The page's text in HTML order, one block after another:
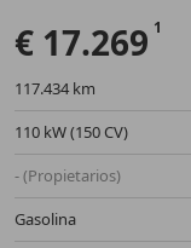
€ 17.269
117.434 km
110 kW (150 CV)
- (Propietarios)
Gasolina